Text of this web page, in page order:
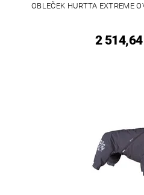
OBLEČEK HURTTA EXTREME
2